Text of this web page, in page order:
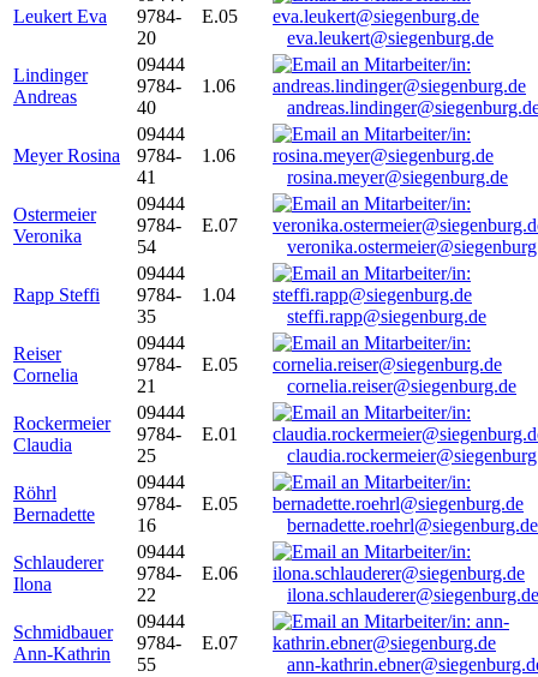
Leukert Eva
9784-
20
E.05
eva.leukert@siegenburg.de
Lindinger
Andreas
09444
9784-
40
1.06
Meyer Rosina
09444
9784-
41
1.06
rosina.meyer@siegenburg.de
Ostermeier
Veronika
09444
9784-
54
E.07
Rapp Steffi
09444
9784-
35
1.04
steffi.rapp@siegenburg.de
Reiser
Cornelia
09444
9784-
21
E.05
cornelia.reiser@siegenburg.de
Rockermeier
Claudia
09444
9784-
25
E.01
Röhrl
Bernadette
09444
9784-
16
E.05
bernadette.roehrl@siegenburg.de
Schlauderer
Ilona
09444
9784-
22
E.06
ilona.schlauderer@siegenburg.de
Schmidbauer
Ann-Kathrin
09444
9784-
55
E.07
ann-